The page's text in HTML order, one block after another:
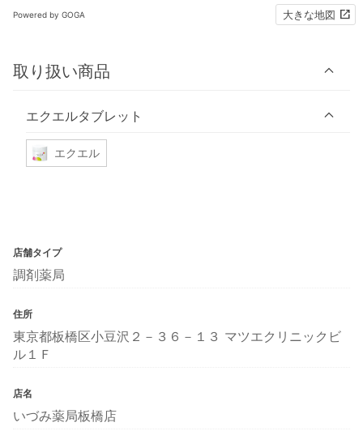
Powered by GOGA 大きな地図
取り扱い商品
エクエルタブレット
エクエル
店舗タイプ
調剤薬局
住所
東京都板橋区小豆沢２－３６－１３ マツエクリニックビ
ル１Ｆ
店名
いづみ薬局板橋店